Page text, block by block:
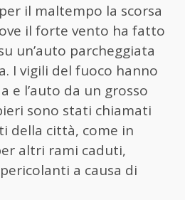
il maltempo la scorsa
il forte vento ha fatto
un’auto parcheggiata
I vigili del fuoco hanno
e l’auto da un grosso
sono stati chiamati
della città, come in
altri rami caduti,
a causa di